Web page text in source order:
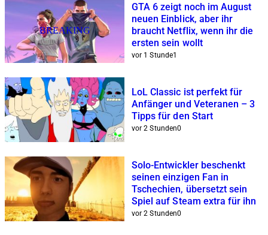
BREAKING
GTA 6 zeigt noch im August
neuen Einblick, aber ihr
braucht Netflix, wenn ihr die
ersten sein wollt
vor 1 Stunde1
LoL Classic ist perfekt für
Anfänger und Veteranen – 3
Tipps für den Start
vor 2 Stunden0
Solo-Entwickler beschenkt
seinen einzigen Fan in
Tschechien, übersetzt sein
Spiel auf Steam extra für ihn
vor 2 Stunden0